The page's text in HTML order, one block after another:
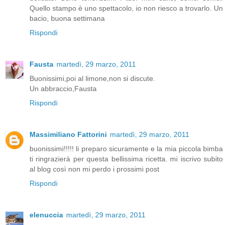
Quello stampo è uno spettacolo, io non riesco a trovarlo. Un
bacio, buona settimana
Rispondi
Fausta martedì, 29 marzo, 2011
Buonissimi,poi al limone,non si discute.
Un abbraccio,Fausta
Rispondi
Massimiliano Fattorini martedì, 29 marzo, 2011
buonissimi!!!!! li preparo sicuramente e la mia piccola bimba
ti ringrazierà per questa bellissima ricetta. mi iscrivo subito
al blog così non mi perdo i prossimi post
Rispondi
elenuccia martedì, 29 marzo, 2011